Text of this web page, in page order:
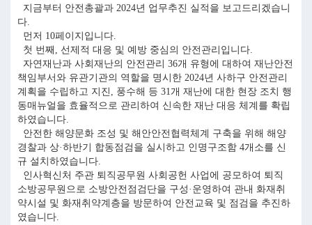
지금부터 안전총괄과 2024년 업무추진 실적을 보고드리겠습니
다.
먼저 10페이지입니다.
첫 번째, 선제적 대응 및 예방 중심의 안전관리입니다.
자연재난과 사회재난의 안전관리 36개 유형에 대하여 재난안전
책임부서와 유관기관의 역할을 명시한 2024년 사하구 안전관리
계획을 수립하고 지진, 풍수해 등 31개 재난에 대한 현장 조치 행
동매뉴얼을 효율적으로 관리하여 신속한 재난 대응 체계를 확립
하였습니다.
안전한 해양문화 조성 및 해안안전협력체계 구축을 위해 해양
경찰과 상·하반기 합동점검을 실시하고 인명구조함 4개소를 신
규 설치하였습니다.
인사혁신처 주관 퇴직공무원 사회공헌 사업에 공모하여 퇴직
소방공무원으로 소방안전점검단을 구성·운영하여 관내 화재취
약시설 및 화재취약계층을 방문하여 안전교육 및 점검을 추진하
였습니다.